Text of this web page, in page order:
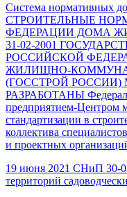
Система нормативных
СТРОИТЕЛЬНЫЕ
ФЕДЕРАЦИИ ДОМА
31-02-2001
РОССИЙСКОЙ
ЖИЛИЩНО-
(ГОССТРОЙ РОССИИ)
РАЗРАБОТАНЫ
предприятием-Центром
стандартизации в
коллектива
и проектных
19 июня 2021 СНиП 30-
территорий